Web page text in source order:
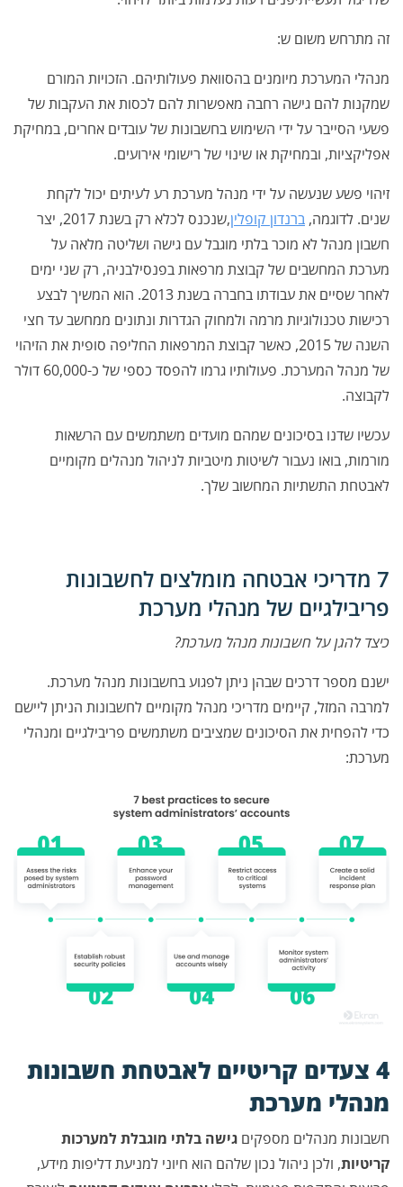
זה מתרחש משום ש:
מנהלי המערכת מיומנים בהסוואת פעולותיהם. הזכויות המורם
שמקנות להם גישה רחבה מאפשרות להם לכסות את העקבות של
פשעי הסייבר על ידי השימוש בחשבונות של עובדים אחרים, במחיקת
אפליקציות, ובמחיקת או שינוי של רישומי אירועים.
זיהוי פשע שנעשה על ידי מנהל מערכת רע לעיתים יכול לקחת
שנים. לדוגמה, ברנדון קופלין
,שנכנס לכלא רק בשנת 2017, יצר
חשבון מנהל לא מוכר בלתי מוגבל עם גישה ושליטה מלאה על
מערכת המחשבים של קבוצת מרפאות בפנסילבניה, רק שני ימים
לאחר שסיים את עבודתו בחברה בשנת 2013. הוא המשיך לבצע
רכישות טכנולוגיות מרמה ולמחוק הגדרות ונתונים ממחשב עד חצי
השנה של 2015, כאשר קבוצת המרפאות החליפה סופית את הזיהוי
של מנהל המערכת. פעולותיו גרמו להפסד כספי של כ-60,000 דולר
לקבוצה.
עכשיו שדנו בסיכונים שמהם מועדים משתמשים עם הרשאות
מורמות, בואו נעבור לשיטות מיטביות לניהול מנהלים מקומיים
לאבטחת התשתיות המחשוב שלך.
7 מדריכי אבטחה מומלצים לחשבונות
פריבילגיים של מנהלי מערכת
כיצד להגן על חשבונות מנהל מערכת?
ישנם מספר דרכים שבהן ניתן לפגוע בחשבונות מנהל מערכת.
למרבה המזל, קיימים מדריכי מנהל מקומיים לחשבונות הניתן ליישם
כדי להפחית את הסיכונים שמציבים משתמשים פריבילגיים ומנהלי
מערכת:
4 צעדים קריטיים לאבטחת חשבונות
מנהלי מערכת
חשבונות מנהלים מספקים גישה בלתי מוגבלת למערכות
קריטיות, ולכן ניהול נכון שלהם הוא חיוני למניעת דליפות מידע,